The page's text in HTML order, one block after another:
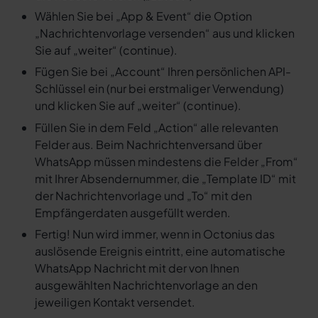
Wählen Sie bei „App & Event“ die Option
„Nachrichtenvorlage versenden“ aus und klicken
Sie auf „weiter“ (continue).
Fügen Sie bei „Account“ Ihren persönlichen API-
Schlüssel ein (nur bei erstmaliger Verwendung)
und klicken Sie auf „weiter“ (continue).
Füllen Sie in dem Feld „Action“ alle relevanten
Felder aus. Beim Nachrichtenversand über
WhatsApp müssen mindestens die Felder „From“
mit Ihrer Absendernummer, die „Template ID“ mit
der Nachrichtenvorlage und „To“ mit den
Empfängerdaten ausgefüllt werden.
Fertig! Nun wird immer, wenn in Octonius das
auslösende Ereignis eintritt, eine automatische
WhatsApp Nachricht mit der von Ihnen
ausgewählten Nachrichtenvorlage an den
jeweiligen Kontakt versendet.